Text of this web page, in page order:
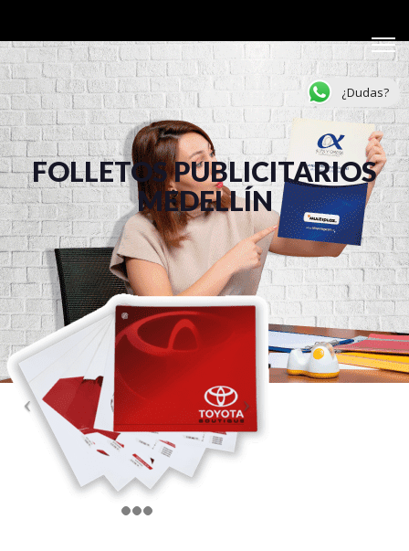
FOLLETOS PUBLICITARIOS
MEDELLÍN
¿Dudas?